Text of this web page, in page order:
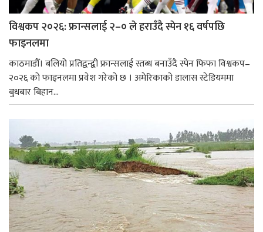
विश्वकप २०२६: फ्रान्सलाई २–० ले हराउँदै स्पेन १६ वर्षपछि
फाइनलमा
काठमाडौँ। बलियो प्रतिद्वन्द्वी फ्रान्सलाई स्तब्ध बनाउँदै स्पेन फिफा विश्वकप–
२०२६ को फाइनलमा प्रवेश गरेको छ । अमेरिकाको डालास स्टेडियममा
बुधबार बिहान...